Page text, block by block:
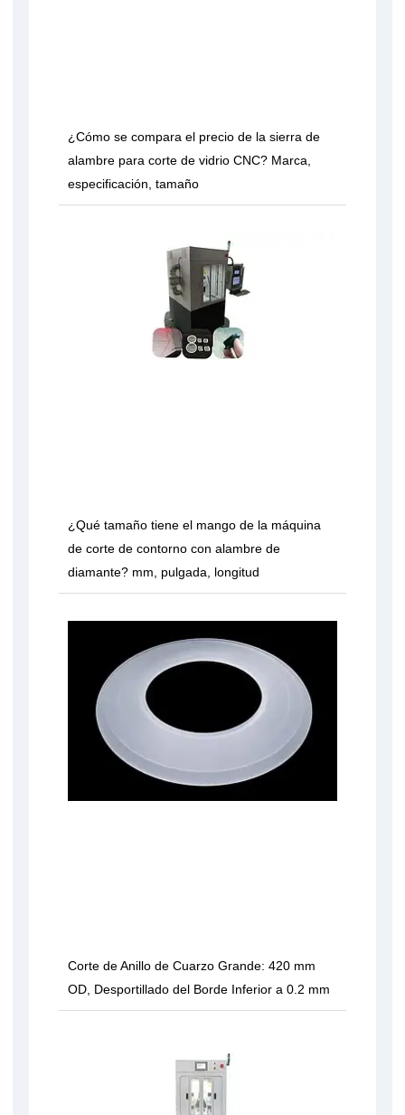
¿Cómo se compara el precio de la sierra de
alambre para corte de vidrio CNC? Marca,
especificación, tamaño
¿Qué tamaño tiene el mango de la máquina
de corte de contorno con alambre de
diamante? mm, pulgada, longitud
Corte de Anillo de Cuarzo Grande: 420 mm
OD, Desportillado del Borde Inferior a 0.2 mm